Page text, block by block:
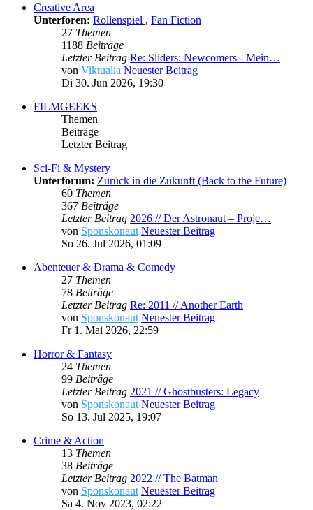
Creative Area
Unterforen: Rollenspiel , Fan Fiction
27 Themen
1188 Beiträge
Letzter Beitrag Re: Sliders: Newcomers - Mein…
von Viktualia Neuester Beitrag
Di 30. Jun 2026, 19:30
FILMGEEKS
Themen
Beiträge
Letzter Beitrag
Sci-Fi & Mystery
Unterforum: Zurück in die Zukunft (Back to the Future)
60 Themen
367 Beiträge
Letzter Beitrag 2026 // Der Astronaut – Proje…
von Sponskonaut Neuester Beitrag
So 26. Jul 2026, 01:09
Abenteuer & Drama & Comedy
27 Themen
78 Beiträge
Letzter Beitrag Re: 2011 // Another Earth
von Sponskonaut Neuester Beitrag
Fr 1. Mai 2026, 22:59
Horror & Fantasy
24 Themen
99 Beiträge
Letzter Beitrag 2021 // Ghostbusters: Legacy
von Sponskonaut Neuester Beitrag
So 13. Jul 2025, 19:07
Crime & Action
13 Themen
38 Beiträge
Letzter Beitrag 2022 // The Batman
von Sponskonaut Neuester Beitrag
Sa 4. Nov 2023, 02:22